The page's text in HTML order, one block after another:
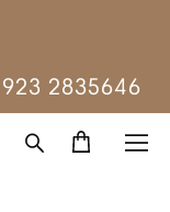
2835646